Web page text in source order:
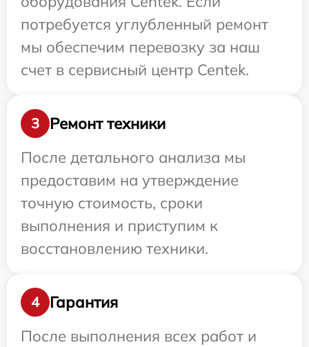
потребуется углубленный ремонт
мы обеспечим перевозку за наш
счет в сервисный центр Centek.
3
Ремонт техники
После детального анализа мы
предоставим на утверждение
точную стоимость, сроки
выполнения и приступим к
восстановлению техники.
4
Гарантия
После выполнения всех работ и